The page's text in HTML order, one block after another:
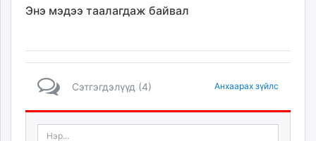
Энэ мэдээ таалагдаж байвал
Сэтгэгдэлүүд (4) Анхаарах зүйлс